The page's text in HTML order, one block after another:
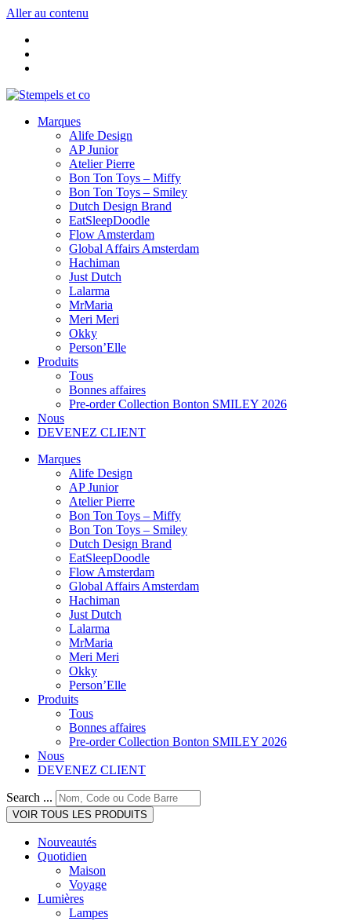
Aller au contenu
Marques
Alife Design
AP Junior
Atelier Pierre
Bon Ton Toys – Miffy
Bon Ton Toys – Smiley
Dutch Design Brand
EatSleepDoodle
Flow Amsterdam
Global Affairs Amsterdam
Hachiman
Just Dutch
Lalarma
MrMaria
Meri Meri
Okky
Person’Elle
Produits
Tous
Bonnes affaires
Pre-order Collection Bonton SMILEY 2026
Nous
DEVENEZ CLIENT
Marques
Alife Design
AP Junior
Atelier Pierre
Bon Ton Toys – Miffy
Bon Ton Toys – Smiley
Dutch Design Brand
EatSleepDoodle
Flow Amsterdam
Global Affairs Amsterdam
Hachiman
Just Dutch
Lalarma
MrMaria
Meri Meri
Okky
Person’Elle
Produits
Tous
Bonnes affaires
Pre-order Collection Bonton SMILEY 2026
Nous
DEVENEZ CLIENT
Search ...
VOIR TOUS LES PRODUITS
Nouveautés
Quotidien
Maison
Voyage
Lumières
Lampes